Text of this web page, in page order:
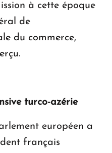
à cette époque
de
du commerce,
turco-azérie
européen a
français